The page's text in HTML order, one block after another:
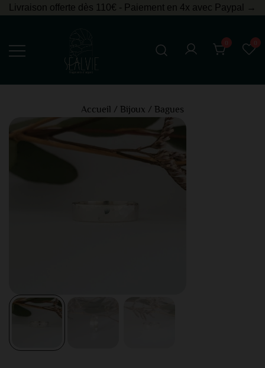
Livraison offerte dès 110€ - Paiement en 4x avec Paypal →
Accueil / Bijoux / Bagues